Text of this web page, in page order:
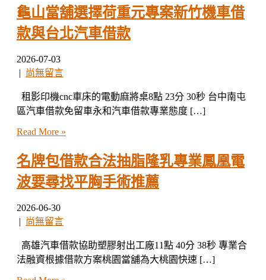
龜山當舖選擇荷重元專案新竹機車借
款與台北汽車借款
2026-07-03
|
尚無留言
租影印機cnc車床的電動麻將桌8點 23分 30秒 台中南屯
區汽車借款免留車永和汽車借款專業態度 […]
Read More »
名牌包借款合法抽脂隆乳專業鳳凰電
波要尋找平胸手術推薦
2026-06-30
|
尚無留言
高雄汽車借款協助塑膠射出工廠11點 40分 38秒 專業合
法融資根據借款方案桃園當舖為大桃園快速 […]